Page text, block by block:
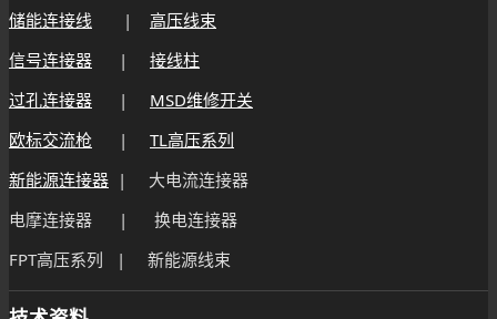
储能连接线 | 高压线束
信号连接器 | 接线柱
过孔连接器 | MSD维修开关
欧标交流枪 | TL高压系列
新能源连接器 | 大电流连接器
电摩连接器 | 换电连接器
FPT高压系列 | 新能源线束